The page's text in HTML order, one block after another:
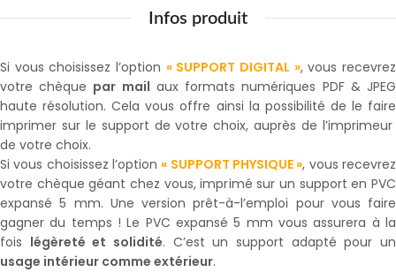
Infos produit
Si vous choisissez l’option « SUPPORT DIGITAL », vous recevrez
votre chèque par mail aux formats numériques PDF & JPEG
haute résolution. Cela vous offre ainsi la possibilité de le faire
imprimer sur le support de votre choix, auprès de l’imprimeur
de votre choix.
Si vous choisissez l’option« SUPPORT PHYSIQUE », vous recevrez
votre chèque géant chez vous, imprimé sur un support en PVC
expansé 5 mm. Une version prêt-à-l’emploi pour vous faire
gagner du temps ! Le PVC expansé 5 mm vous assurera à la
fois légèreté et solidité. C’est un support adapté pour un
usage intérieur comme extérieur.